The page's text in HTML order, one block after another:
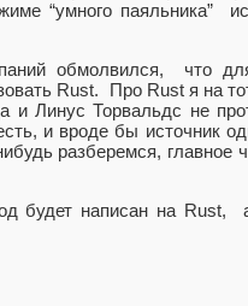
“умного паяльника”
обмолвился, что для
Rust. Про Rust я на
и Линус Торвальдс не
и вроде бы источник
разберемся, главное
будет написан на Rust,